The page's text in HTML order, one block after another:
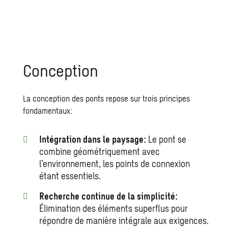
Conception
La conception des ponts repose sur trois principes
fondamentaux:
Intégration dans le paysage: Le pont se
combine géométriquement avec
l’environnement, les points de connexion
étant essentiels.
Recherche continue de la simplicité:
Élimination des éléments superflus pour
répondre de manière intégrale aux exigences.